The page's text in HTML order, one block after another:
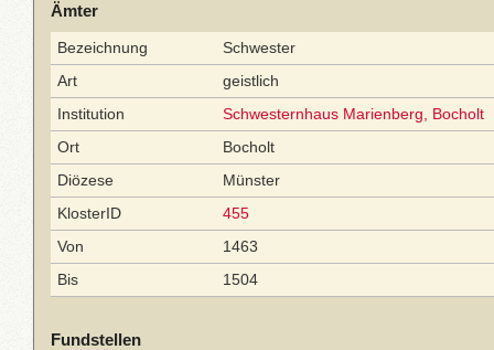
Ämter
Bezeichnung
Schwester
Art
geistlich
Institution
Schwesternhaus Marienberg, Bocholt
Ort
Bocholt
Diözese
Münster
KlosterID
455
Von
1463
Bis
1504
Fundstellen